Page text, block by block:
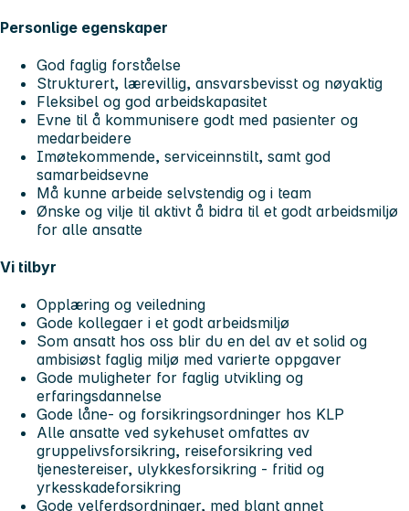
Personlige egenskaper
God faglig forståelse
Strukturert, lærevillig, ansvarsbevisst og nøyaktig
Fleksibel og god arbeidskapasitet
Evne til å kommunisere godt med pasienter og
medarbeidere
Imøtekommende, serviceinnstilt, samt god
samarbeidsevne
Må kunne arbeide selvstendig og i team
Ønske og vilje til aktivt å bidra til et godt arbeidsmiljø
for alle ansatte
Vi tilbyr
Opplæring og veiledning
Gode kollegaer i et godt arbeidsmiljø
Som ansatt hos oss blir du en del av et solid og
ambisiøst faglig miljø med varierte oppgaver
Gode muligheter for faglig utvikling og
erfaringsdannelse
Gode låne- og forsikringsordninger hos KLP
Alle ansatte ved sykehuset omfattes av
gruppelivsforsikring, reiseforsikring ved
tjenestereiser, ulykkesforsikring - fritid og
yrkesskadeforsikring
Gode velferdsordninger, med blant annet